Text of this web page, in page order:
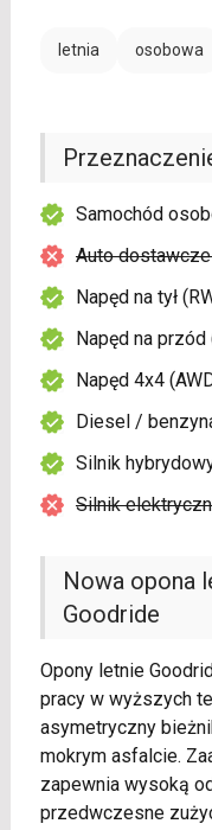
letnia osobowa
Nowa opona
Goodride
Opony letnie
pracy w wyższych
asymetryczny
mokrym asfalcie.
zapewnia wysoką
przedwczesne
Samochód
Auto
Napęd na tył
Napęd na przód
Napęd 4x4
Diesel /
Silnik
Silnik